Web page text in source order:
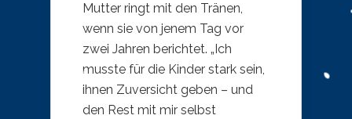
Mutter ringt mit den Tränen,
wenn sie von jenem Tag vor
zwei Jahren berichtet. „Ich
musste für die Kinder stark sein,
ihnen Zuversicht geben – und
den Rest mit mir selbst